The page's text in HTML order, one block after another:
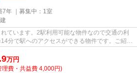
年 ｜募集中： 1室
ています。2駅利用可能な物件なので交通の利
分で駅へのアクセスができる物件です。ご紹介
万円
理費・共益費 4,000円)